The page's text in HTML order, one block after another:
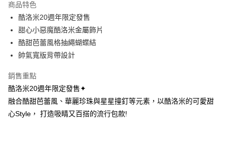
合作金庫商業銀行
華南商業銀行
上海商業儲蓄銀行
國泰世華商業銀行
臺灣中小企業銀行
聯邦商業銀行
元大商業銀行
台新國際商業銀行
中國信託商業銀行
台灣樂天信用卡公司
6 期 0 利率 每期
華南商業銀行
上海商業儲蓄銀行
國泰世華商業銀行
匯豐（台灣）商業銀行
聯邦商業銀行
元大商業銀行
永豐商業銀行
玉山商業銀行
星展（台灣）商業銀行
台新國際商業銀行
超商取貨付款
LINE Pay
街口支付
悠遊付
商品特色
酷洛米20週年限定發售
甜心小惡魔酷洛米金屬飾片
酷甜芭蕾風格抽繩蝴蝶結
帥氣寬版背帶設計
銷售重點
酷洛米20週年限定發售✦
融合酷甜芭蕾風、華麗珍珠與星星撞釘等元素，以酷洛米的可愛甜
心Style， 打造吸睛又百搭的流行包款!